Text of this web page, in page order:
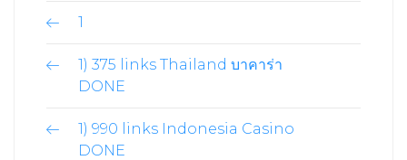
1
1) 375 links Thailand บาคาร่า
DONE
1) 990 links Indonesia Casino
DONE